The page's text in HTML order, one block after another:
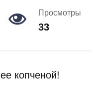
Просмотры
33
копченой!